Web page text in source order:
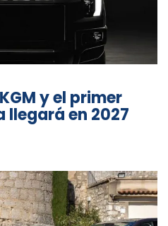
y el primer
llegará en 2027